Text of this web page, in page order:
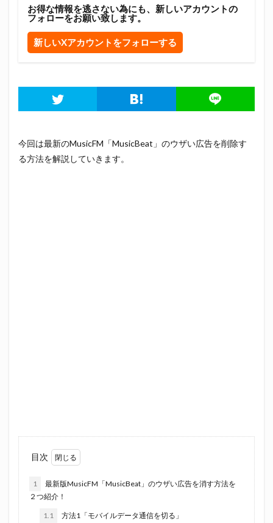
お得な情報を逃さない為にも、新しいアカウントの
フォローをお願い致します。
新しいXアカウントをフォローする
今回は最新のMusicFM「MusicBeat」のウザい広告を削除す
る方法を解説していきます。
目次
1
最新版MusicFM「MusicBeat」のウザい広告を消す方法を
２つ紹介！
1.1 方法1「モバイルデータ通信を切る」